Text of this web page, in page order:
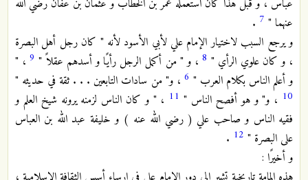
عباس ، و قبل هذا كان استعمله عمر بن الخطاب و عثمان بن عفان رضي الله
عنهما " 7
.
و يرجع السبب لاختيار الإمام علي لأبي الأسود لأنه " كان رجل أهل البصرة
، و كان علوي الرأي " 8، و " من أكمل الرجل رأيًا و أسدهم عقلاً " 9، "
و أعلم الناس بكلام العرب " 6 ، و" من سادات التابعين . . . ثقة في حديثه "
10 ، و" و هو أفصح الناس " 11 ، " و كان الناس لزمنه يرونه شيخ العلم و
فقيه الناس و صاحب علي ( رضي الله عنه ) و خليفة عبد الله بن العباس
على البصرة " 12
.
و أخيرًا :